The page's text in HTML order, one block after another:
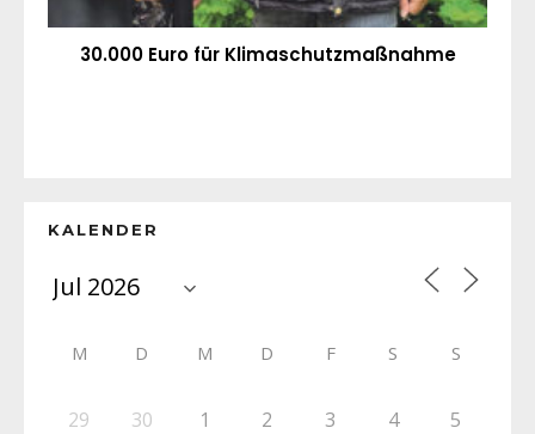
30.000 Euro für Klimaschutzmaßnahme
KALENDER
M D M D F S S
29 30 1 2 3 4 5